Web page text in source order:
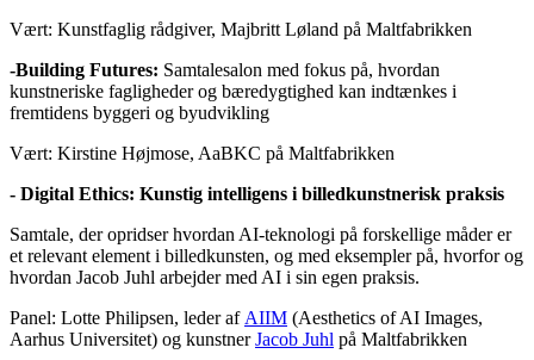
Vært: Kunstfaglig rådgiver, Majbritt Løland på Maltfabrikken
-Building Futures: Samtalesalon med fokus på, hvordan
kunstneriske fagligheder og bæredygtighed kan indtænkes i
fremtidens byggeri og byudvikling
Vært: Kirstine Højmose, AaBKC på Maltfabrikken
- Digital Ethics: Kunstig intelligens i billedkunstnerisk praksis
Samtale, der opridser hvordan AI-teknologi på forskellige måder er
et relevant element i billedkunsten, og med eksempler på, hvorfor og
hvordan Jacob Juhl arbejder med AI i sin egen praksis.
Panel: Lotte Philipsen, leder af AIIM (Aesthetics of AI Images,
Aarhus Universitet) og kunstnerJacob Juhl på Maltfabrikken